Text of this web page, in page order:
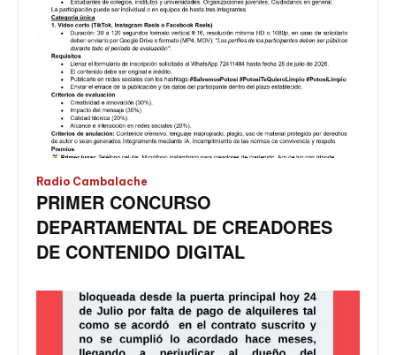
Radio Cambalache
PRIMER CONCURSO
DEPARTAMENTAL DE CREADORES
DE CONTENIDO DIGITAL